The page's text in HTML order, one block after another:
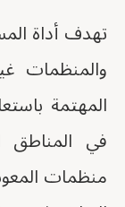
تهدف أداة
والمنظمات
المهتمة
في المناطق
منظمات